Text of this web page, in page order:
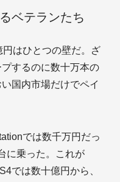
ベテランたち
はひとつの壁だ。ざ
するのに数十万本の
国内市場だけでペイ
では数千万円だっ
に乗った。これが
では数十億円から、